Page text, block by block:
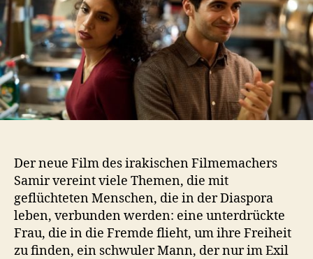
Der neue Film des irakischen Filmemachers
Samir vereint viele Themen, die mit
geflüchteten Menschen, die in der Diaspora
leben, verbunden werden: eine unterdrückte
Frau, die in die Fremde flieht, um ihre Freiheit
zu finden, ein schwuler Mann, der nur im Exil